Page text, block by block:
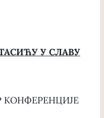
У СЛАВУ
КОНФЕРЕНЦИЈЕ